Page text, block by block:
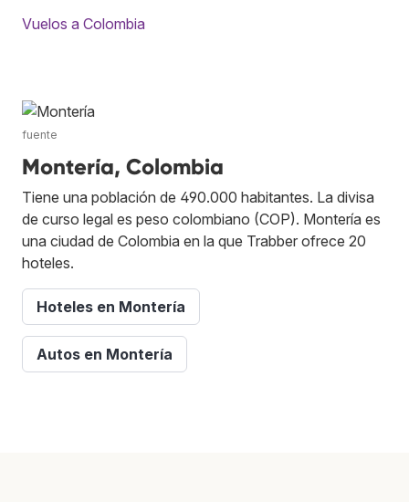
Vuelos a Colombia
fuente
Montería, Colombia
Tiene una población de 490.000 habitantes. La divisa
de curso legal es peso colombiano (COP). Montería es
una ciudad de Colombia en la que Trabber ofrece 20
hoteles.
Hoteles en Montería
Autos en Montería